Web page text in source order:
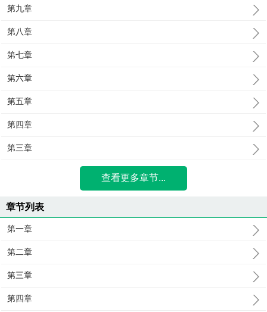
第九章
第八章
第七章
第六章
第五章
第四章
第三章
查看更多章节...
章节列表
第一章
第二章
第三章
第四章